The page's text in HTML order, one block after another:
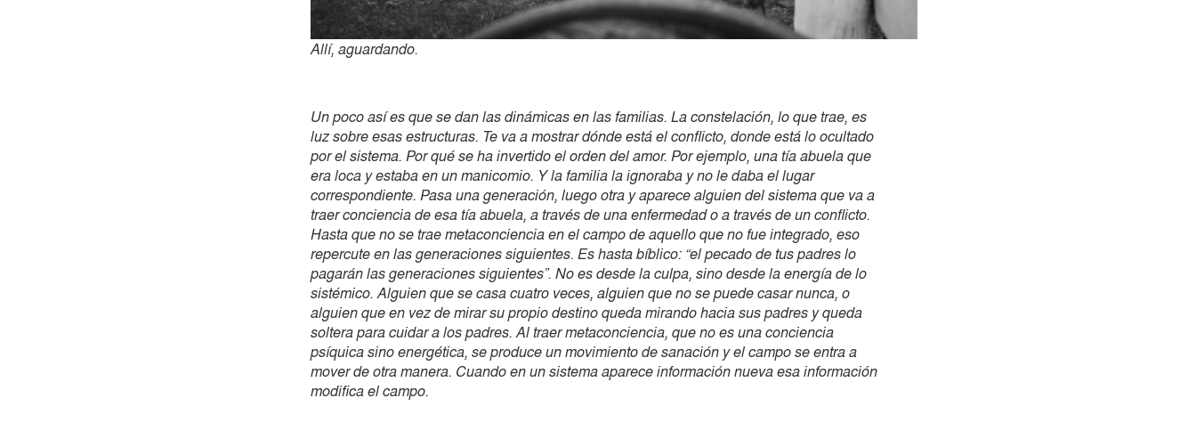
Allí, aguardando.
Un poco así es que se dan las dinámicas en las familias. La constelación, lo que trae, es
luz sobre esas estructuras. Te va a mostrar dónde está el conflicto, donde está lo ocultado
por el sistema. Por qué se ha invertido el orden del amor. Por ejemplo, una tía abuela que
era loca y estaba en un manicomio. Y la familia la ignoraba y no le daba el lugar
correspondiente. Pasa una generación, luego otra y aparece alguien del sistema que va a
traer conciencia de esa tía abuela, a través de una enfermedad o a través de un conflicto.
Hasta que no se trae metaconciencia en el campo de aquello que no fue integrado, eso
repercute en las generaciones siguientes. Es hasta bíblico: “el pecado de tus padres lo
pagarán las generaciones siguientes”. No es desde la culpa, sino desde la energía de lo
sistémico. Alguien que se casa cuatro veces, alguien que no se puede casar nunca, o
alguien que en vez de mirar su propio destino queda mirando hacia sus padres y queda
soltera para cuidar a los padres. Al traer metaconciencia, que no es una conciencia
psíquica sino energética, se produce un movimiento de sanación y el campo se entra a
mover de otra manera. Cuando en un sistema aparece información nueva esa información
modifica el campo.